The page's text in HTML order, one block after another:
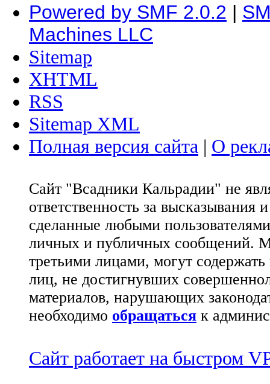
Powered by SMF 2.0.2 |
Machines LLC
Sitemap
XHTML
RSS
Sitemap XML
Полная версия сайта | О
Сайт "Всадники Кальрадии" не
ответственность за
сделанные любыми
личных и публичных сообщений.
третьими лицами, могут
лиц, не достигнувших
материалов, нарушающих
необходимо обращаться к
Сайт работает на быстром